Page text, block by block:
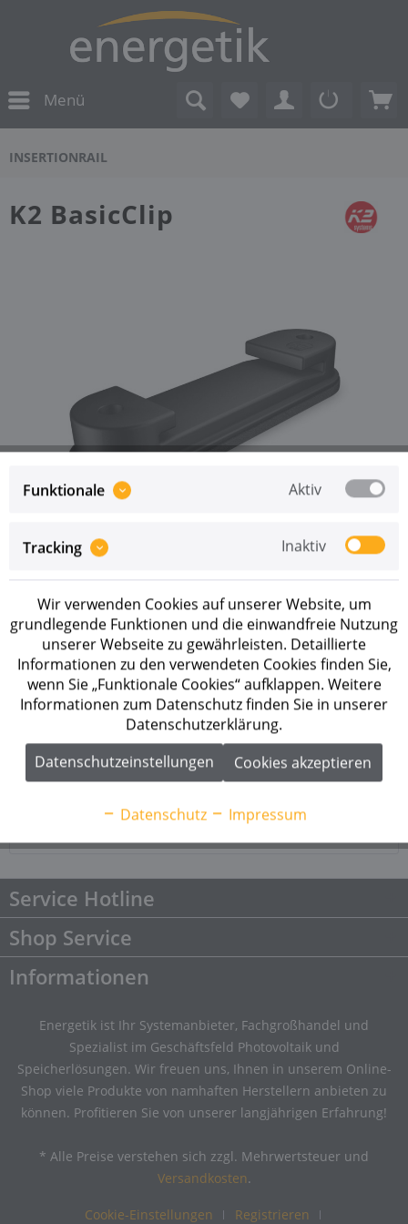
Menü
INSERTIONRAIL
K2 BasicClip
Preise sind erst nach erfolgreicher Registrierung
als
Geschäftskunde sichtbar.
Merken
Artikel-Nr.: 1001164
Beschreibung
K2 BasicClip Anwendungsbereiche: Schrägdach
Montagesysteme: K2 BasicRail, K2...mehr
Service Hotline
Shop Service
Informationen
Energetik ist Ihr Systemanbieter, Fachgroßhandel und
Spezialist im Geschäftsfeld Photovoltaik und
Speicherlösungen. Wir freuen uns, Ihnen in unserem Online-
Shop viele Produkte von namhaften Herstellern anbieten zu
können. Profitieren Sie von unserer langjährigen Erfahrung!
* Alle Preise verstehen sich zzgl. Mehrwertsteuer und
Versandkosten.
Cookie-Einstellungen Registrieren
Funktionale Aktiv
Tracking Inaktiv
Wir verwenden Cookies auf unserer Website, um
grundlegende Funktionen und die einwandfreie Nutzung
unserer Webseite zu gewährleisten. Detaillierte
Informationen zu den verwendeten Cookies finden Sie,
wenn Sie „Funktionale Cookies“ aufklappen. Weitere
Informationen zum Datenschutz finden Sie in unserer
Datenschutzerklärung.
Datenschutzeinstellungen
Cookies akzeptieren
Datenschutz Impressum